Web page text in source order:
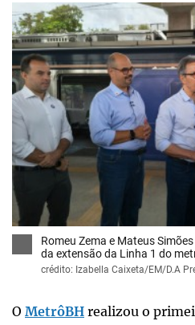
Romeu Zema e Mateus
da extensão da Linha 1 do
crédito: Izabella Caixeta/EM/D.A
O MetrôBH realizou o